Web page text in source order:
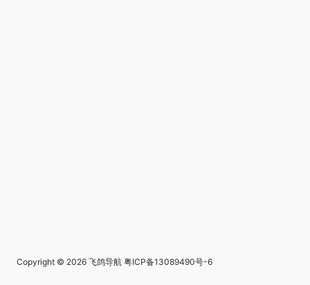
Copyright © 2026 飞鸽导航 粤ICP备13089490号-6